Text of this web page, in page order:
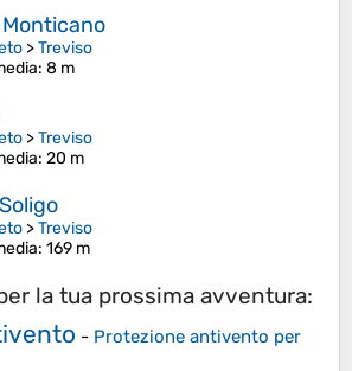
Monticano
>Treviso
: 8 m
>Treviso
: 20 m
>Treviso
: 169 m
la tua prossima avventura:
- Protezione antivento per